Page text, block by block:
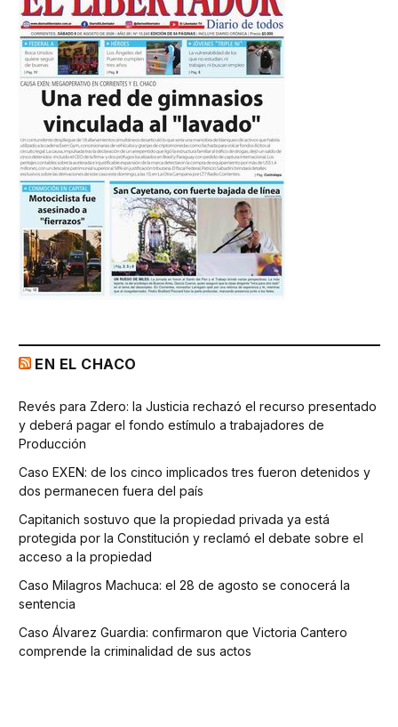
EN EL CHACO
Revés para Zdero: la Justicia rechazó el recurso presentado
y deberá pagar el fondo estímulo a trabajadores de
Producción
Caso EXEN: de los cinco implicados tres fueron detenidos y
dos permanecen fuera del país
Capitanich sostuvo que la propiedad privada ya está
protegida por la Constitución y reclamó el debate sobre el
acceso a la propiedad
Caso Milagros Machuca: el 28 de agosto se conocerá la
sentencia
Caso Álvarez Guardia: confirmaron que Victoria Cantero
comprende la criminalidad de sus actos